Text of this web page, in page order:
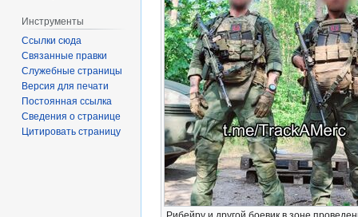
Инструменты
Ссылки сюда
Связанные правки
Служебные страницы
Версия для печати
Постоянная ссылка
Сведения о странице
Цитировать страницу